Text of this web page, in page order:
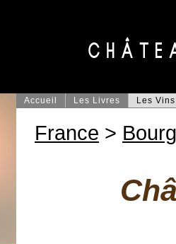
Accueil Les Livres Les Vins
France >